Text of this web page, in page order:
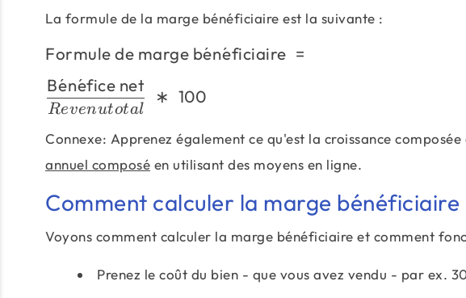
La formule de la marge bénéficiaire est la suivante :
Formule de marge be
ˊne
ˊficiaire =
Revenutotal
Be
ˊne
ˊfice net
∗ 100
Connexe: Apprenez également ce qu'est la croissance
annuel composé en utilisant des moyens en ligne.
Comment calculer la marge bénéficiaire
Voyons comment calculer la marge bénéficiaire et comment
Prenez le coût du bien - que vous avez vendu - par ex.